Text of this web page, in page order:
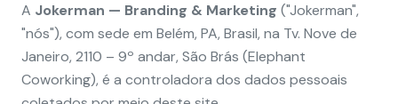
A Jokerman — Branding & Marketing ("Jokerman",
"nós"), com sede em Belém, PA, Brasil, na Tv. Nove de
Janeiro, 2110 – 9º andar, São Brás (Elephant
Coworking), é a controladora dos dados pessoais